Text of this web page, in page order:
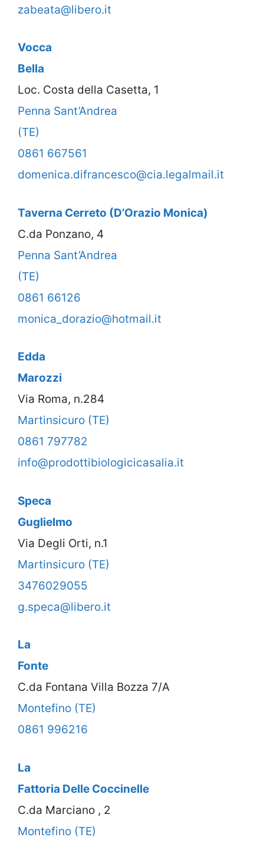
zabeata@libero.it
Vocca
Bella
Loc. Costa della Casetta, 1
Penna Sant’Andrea
(TE)
0861 667561
domenica.difrancesco@cia.legalmail.it
Taverna Cerreto (D’Orazio Monica)
C.da Ponzano, 4
Penna Sant’Andrea
(TE)
0861 66126
monica_dorazio@hotmail.it
Edda
Marozzi
Via Roma, n.284
Martinsicuro (TE)
0861 797782
info@prodottibiologicicasalia.it
Speca
Guglielmo
Via Degli Orti, n.1
Martinsicuro (TE)
3476029055
g.speca@libero.it
La
Fonte
C.da Fontana Villa Bozza 7/A
Montefino (TE)
0861 996216
La
Fattoria Delle Coccinelle
C.da Marciano , 2
Montefino (TE)